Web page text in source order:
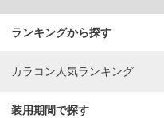
ランキングから探す
カラコン人気ランキング
装用期間で探す